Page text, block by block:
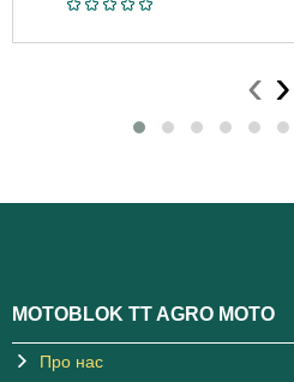
‹ ›
MOTOBLOK TT AGRO MOTO
Про нас